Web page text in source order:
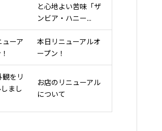
と心地よい苦味「ザ
ンビア・ハニー...
本日リニューアルオ
ープン！
お店のリニューアル
について